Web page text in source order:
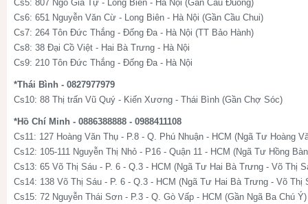
Cs5: 807 Ngô Gia Tự - Long Biên - Hà Nội (Gần Cầu Đuống)
Cs6: 651 Nguyễn Văn Cừ - Long Biên - Hà Nội (Gần Cầu Chui)
Cs7: 264 Tôn Đức Thắng - Đống Đa - Hà Nội (TT Bảo Hành)
Cs8: 38 Đại Cồ Việt - Hai Bà Trưng - Hà Nội
Cs9: 210 Tôn Đức Thắng - Đống Đa - Hà Nội
*Thái Bình - 0827977979
Cs10: 88 Thị trấn Vũ Quý - Kiến Xương - Thái Bình (Gần Chợ Sóc)
*Hồ Chí Minh - 0886388888 - 0988411108
Cs11: 127 Hoàng Văn Thụ - P.8 - Q. Phú Nhuận - HCM (Ngã Tư Hoàng
Cs12: 105-111 Nguyễn Thị Nhỏ - P16 - Quận 11 - HCM (Ngã Tư Hồng
Cs13: 65 Võ Thị Sáu - P. 6 - Q.3 - HCM (Ngã Tư Hai Bà Trưng - Võ Thị
Cs14: 138 Võ Thị Sáu - P. 6 - Q.3 - HCM (Ngã Tư Hai Bà Trưng - Võ Thị
Cs15: 72 Nguyễn Thái Sơn - P.3 - Q. Gò Vấp - HCM (Gần Ngã Ba Chú Ý)